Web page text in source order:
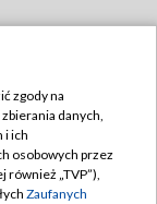
zgody na
danych,
i ich
osobowych przez
również „TVP”),
Zaufanych